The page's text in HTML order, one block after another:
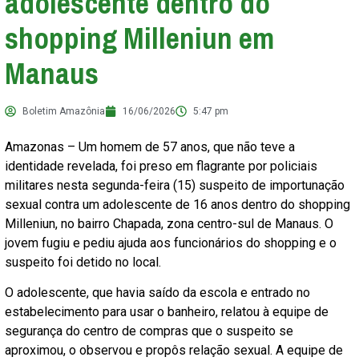
shopping Milleniun em
Manaus
Boletim Amazônia 16/06/2026 5:47 pm
Amazonas – Um homem de 57 anos, que não teve a
identidade revelada, foi preso em flagrante por policiais
militares nesta segunda-feira (15) suspeito de importunação
sexual contra um adolescente de 16 anos dentro do shopping
Milleniun, no bairro Chapada, zona centro-sul de Manaus. O
jovem fugiu e pediu ajuda aos funcionários do shopping e o
suspeito foi detido no local.
O adolescente, que havia saído da escola e entrado no
estabelecimento para usar o banheiro, relatou à equipe de
segurança do centro de compras que o suspeito se
aproximou, o observou e propôs relação sexual. A equipe de